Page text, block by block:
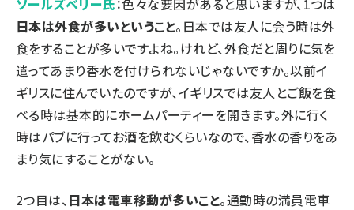
日本は外食が多いということ。日本では友人に会う時は外
食をすることが多いですよね。けれど、外食だと周りに気を
遣ってあまり香水を付けられないじゃないですか。以前イ
ギリスに住んでいたのですが、イギリスでは友人とご飯を食
べる時は基本的にホームパーティーを開きます。外に行く
時はパブに行ってお酒を飲むくらいなので、香水の香りをあ
まり気にすることがない。
2つ目は、 日本は電車移動が多いこと。通勤時の満員電車